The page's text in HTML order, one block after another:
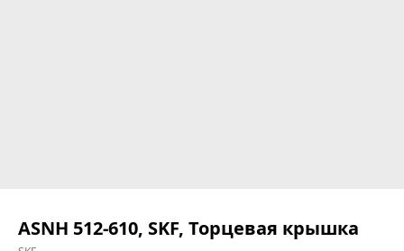
ASNH 512-610, SKF, Торцевая крышка